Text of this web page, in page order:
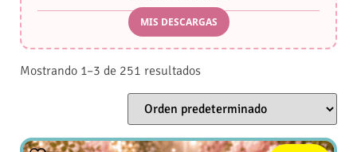
MIS DESCARGAS
Mostrando 1–3 de 251 resultados